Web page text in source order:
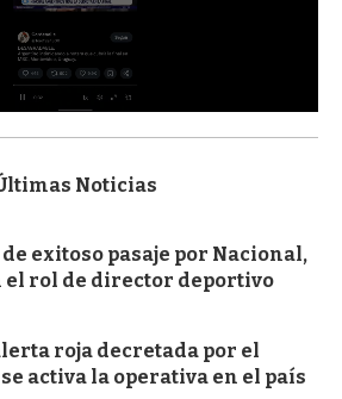
Noticias
exitoso pasaje por Nacional,
el rol de director deportivo
roja decretada por el
activa la operativa en el país